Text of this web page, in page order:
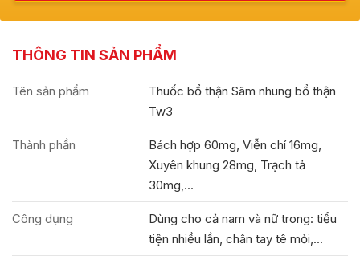
THÔNG TIN SẢN PHẨM
Tên sản phẩm
Thuốc bổ thận Sâm nhung bổ thận
Tw3
Thành phần
Bách hợp 60mg, Viễn chí 16mg,
Xuyên khung 28mg, Trạch tả
30mg,...
Công dụng
Dùng cho cả nam và nữ trong: tiểu
tiện nhiều lần, chân tay tê mỏi,...